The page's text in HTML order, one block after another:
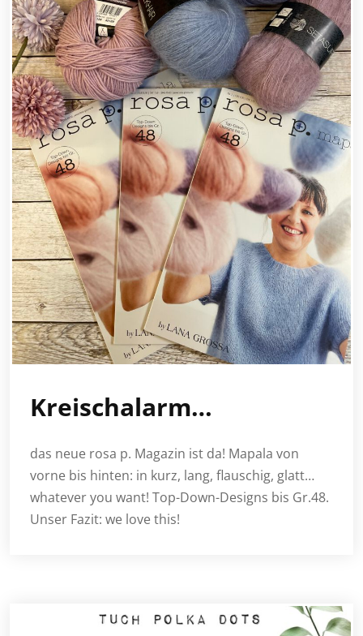
Kreischalarm…
das neue rosa p. Magazin ist da! Mapala von
vorne bis hinten: in kurz, lang, flauschig, glatt…
whatever you want! Top-Down-Designs bis Gr.48.
Unser Fazit: we love this!